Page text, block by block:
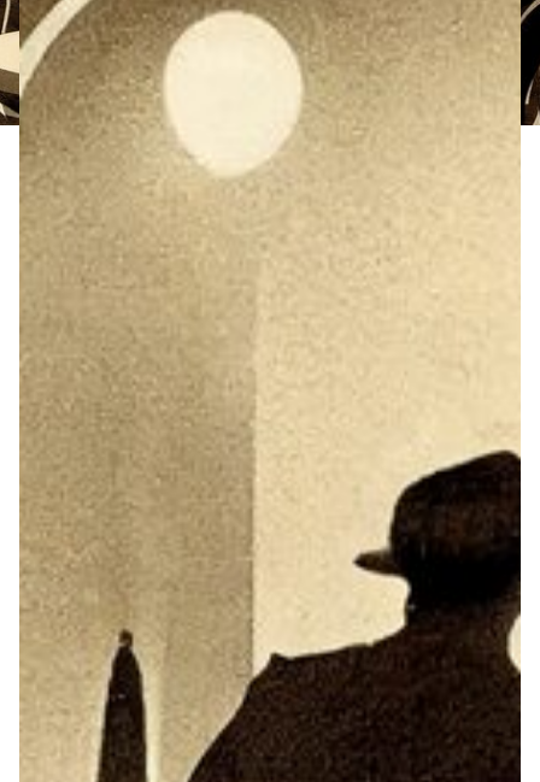
KONZERTBERICHTE
INTERVIEWS
ALBEN
1 SONGS ODER DIE LIEDER DES
BODEK JANKE – 09.05.2019 IM
ORANIA - XJAZZ FESTIVAL IN
BERLIN-KREUZBERG
07.05.2019